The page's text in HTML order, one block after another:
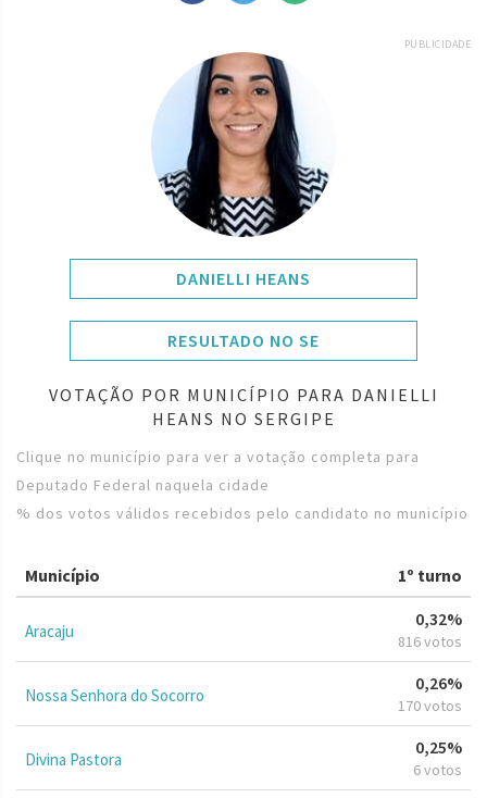
PUBLICIDADE
DANIELLI HEANS
RESULTADO NO SE
VOTAÇÃO POR MUNICÍPIO PARA DANIELLI
HEANS NO SERGIPE
Clique no município para ver a votação completa para
Deputado Federal naquela cidade
% dos votos válidos recebidos pelo candidato no município
Município 1º turno
Aracaju
0,32%
816 votos
Nossa Senhora do Socorro
0,26%
170 votos
Divina Pastora
0,25%
6 votos